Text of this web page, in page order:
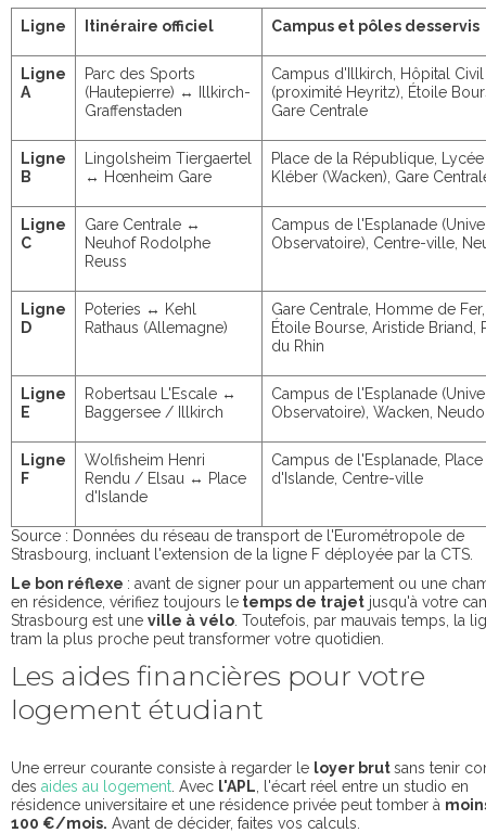
Ligne Itinéraire officiel Campus et pôles desservis
Ligne
A
Parc des Sports
(Hautepierre) ↔ Illkirch-
Graffenstaden
Campus d'Illkirch, Hôpital Civil
(proximité Heyritz), Étoile
Gare Centrale
Ligne
B
Lingolsheim Tiergaertel
↔ Hœnheim Gare
Place de la République, Lycée
Kléber (Wacken), Gare
Ligne
C
Gare Centrale ↔
Neuhof Rodolphe
Reuss
Campus de l'Esplanade
Observatoire), Centre-ville,
Ligne
D
Poteries ↔ Kehl
Rathaus (Allemagne)
Gare Centrale, Homme de Fer,
Étoile Bourse, Aristide Briand,
du Rhin
Ligne
E
Robertsau L'Escale ↔
Baggersee / Illkirch
Campus de l'Esplanade
Observatoire), Wacken,
Ligne
F
Wolfisheim Henri
Rendu / Elsau ↔ Place
d'Islande
Campus de l'Esplanade, Place
d'Islande, Centre-ville
Source : Données du réseau de transport de l'Eurométropole de
Strasbourg, incluant l'extension de la ligne F déployée par la CTS.
Le bon réflexe : avant de signer pour un appartement ou une
en résidence, vérifiez toujours le temps de trajet jusqu'à votre
Strasbourg est une ville à vélo . Toutefois, par mauvais temps, la
tram la plus proche peut transformer votre quotidien.
Les aides financières pour votre
logement étudiant
Une erreur courante consiste à regarder le loyer brutsans tenir
des aides au logement . Avec l'APL , l'écart réel entre un studio en
résidence universitaire et une résidence privée peut tomber à
100 €/mois. Avant de décider, faites vos calculs.